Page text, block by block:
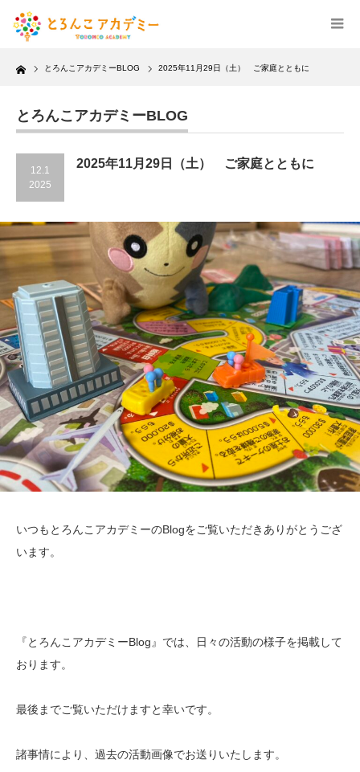
Home とろんこアカデミーBLOG 2025年11月29日（土） ご家庭とともに
とろんこアカデミーBLOG
12.1
2025
2025年11月29日（土） ご家庭とともに
いつもとろんこアカデミーのBlogをご覧いただきありがとうござ
います。
『とろんこアカデミーBlog』では、日々の活動の様子を掲載して
おります。
最後までご覧いただけますと幸いです。
諸事情により、過去の活動画像でお送りいたします。